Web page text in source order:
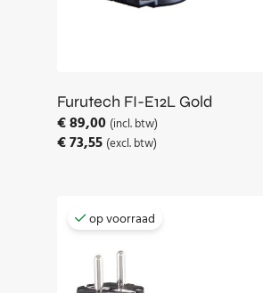
Furutech FI-E12L Gold
€89,00 (incl. btw)
€73,55 (excl. btw)
op voorraad